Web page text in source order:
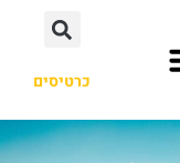
כרטיסים